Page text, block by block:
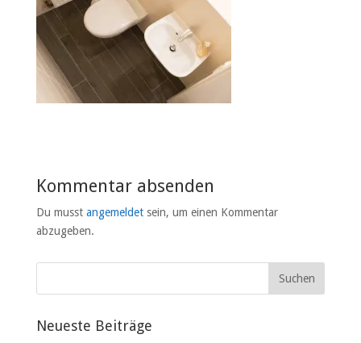
Kommentar absenden
Du musst angemeldetsein, um einen Kommentar
abzugeben.
Neueste Beiträge